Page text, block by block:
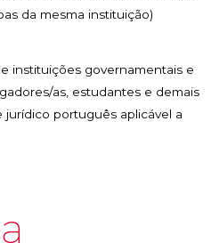
da mesma instituição)
instituições governamentais e
as, estudantes e demais
português aplicável a